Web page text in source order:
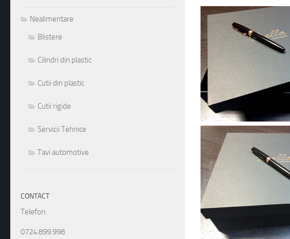
Nealimentare
Blistere
Cilindri din plastic
Cutii din plastic
Cutii rigide
Servicii Tehnice
Tavi automotive
CONTACT
Telefon:
0724.899.998